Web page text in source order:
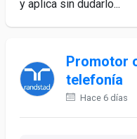
y aplica sin dudarlo...
Promotor
telefonía
Hace 6 días